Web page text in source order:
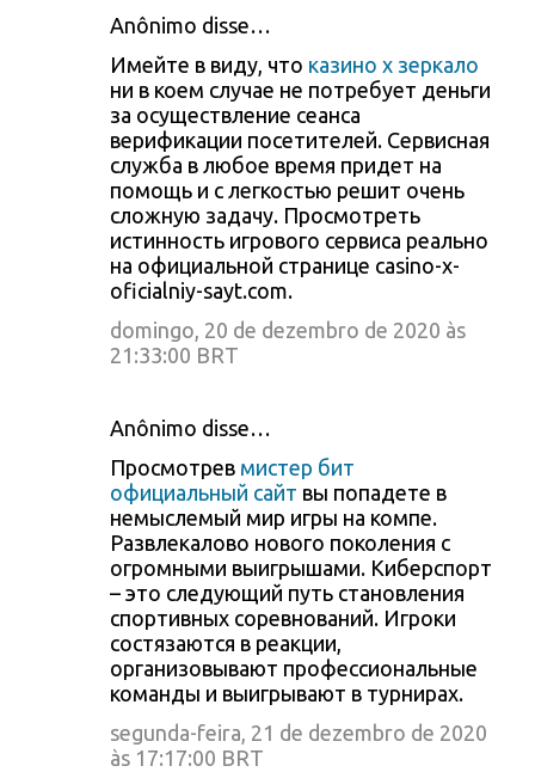
Anônimo disse…
Имейте в виду, что казино х зеркало
ни в коем случае не потребует деньги
за осуществление сеанса
верификации посетителей. Сервисная
служба в любое время придет на
помощь и с легкостью решит очень
сложную задачу. Просмотреть
истинность игрового сервиса реально
на официальной странице casino-x-
oficialniy-sayt.com.
domingo, 20 de dezembro de 2020 às
21:33:00 BRT
Anônimo disse…
Просмотрев мистер бит
официальный сайт вы попадете в
немыслемый мир игры на компе.
Развлекалово нового поколения с
огромными выигрышами. Киберспорт
– это следующий путь становления
спортивных соревнований. Игроки
состязаются в реакции,
организовывают профессиональные
команды и выигрывают в турнирах.
segunda-feira, 21 de dezembro de 2020
às 17:17:00 BRT